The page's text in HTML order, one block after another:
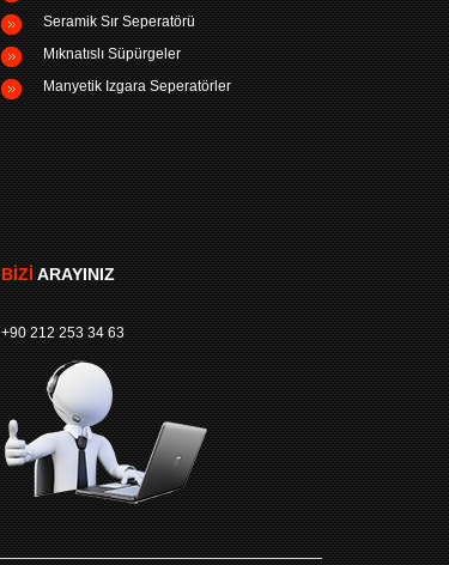
Seramik Sır Seperatörü
Mıknatıslı Süpürgeler
Manyetik Izgara Seperatörler
BIZIARAYINIZ
+90 212 253 34 63